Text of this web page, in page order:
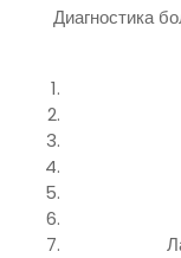
Диагностика